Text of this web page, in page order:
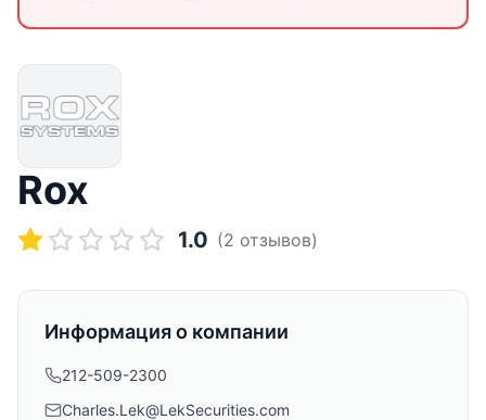
Rox
1.0 (2 отзывов)
Информация о компании
212-509-2300
Charles.Lek@LekSecurities.com